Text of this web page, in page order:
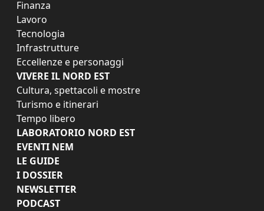
Finanza
Lavoro
Tecnologia
Infrastrutture
Eccellenze e personaggi
VIVERE IL NORD EST
Cultura, spettacoli e mostre
Turismo e itinerari
Tempo libero
LABORATORIO NORD EST
EVENTI NEM
LE GUIDE
I DOSSIER
NEWSLETTER
PODCAST